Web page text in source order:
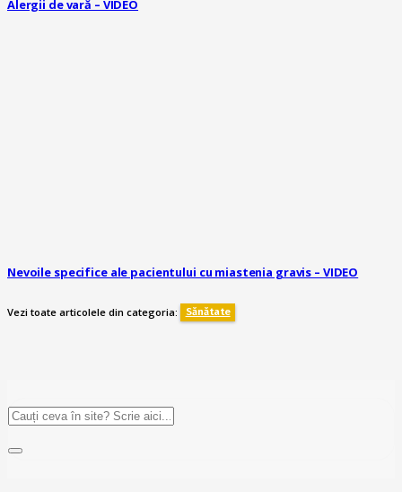
Alergii de vară – VIDEO
Nevoile specifice ale pacientului cu miastenia gravis – VIDEO
Vezi toate articolele din categoria: Sănătate